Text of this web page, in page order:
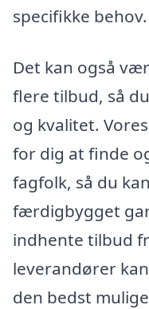
specifikke behov.
Det kan også
flere tilbud, så
og kvalitet.
for dig at finde
fagfolk, så du
færdigbygget
indhente tilbud
leverandører
den bedst